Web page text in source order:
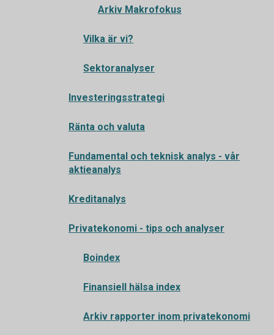
Arkiv Makrofokus
Vilka är vi?
Sektoranalyser
Investeringsstrategi
Ränta och valuta
Fundamental och teknisk analys - vår
aktieanalys
Kreditanalys
Privatekonomi - tips och analyser
Boindex
Finansiell hälsa index
Arkiv rapporter inom privatekonomi